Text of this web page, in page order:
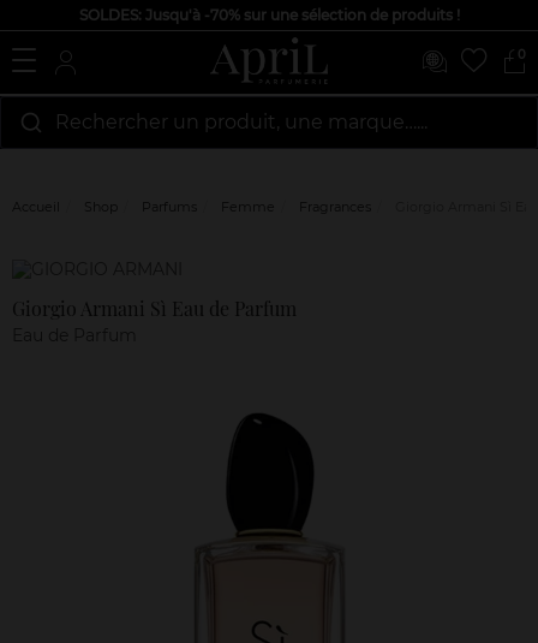
SOLDES: Jusqu'à -70% sur une sélection de produits !
0
Rechercher un produit, une marque…...
Accueil Shop Parfums Femme Fragrances
Marque
Giorgio Armani Sì Eau de Parfum